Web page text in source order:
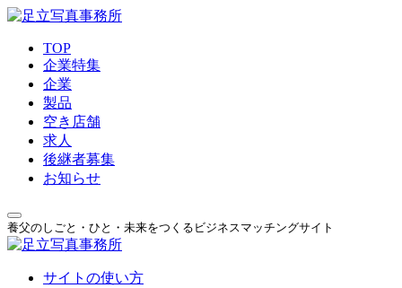
TOP
企業特集
企業
製品
空き店舗
求人
後継者募集
お知らせ
養父のしごと・ひと・未来をつくるビジネスマッチングサイト
サイトの使い方